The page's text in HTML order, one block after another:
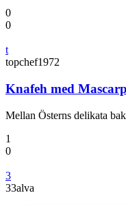
0
0
t
topchef1972
Knafeh med
Mellan Österns delikata
1
0
3
33alva